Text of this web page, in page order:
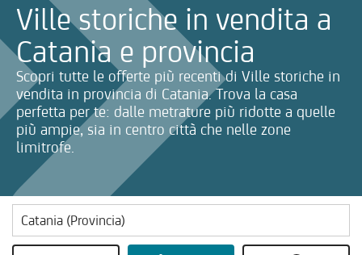
Ville storiche in vendita a
Catania e provincia
Scopri tutte le offerte più recenti di Ville storiche in
vendita in provincia di Catania. Trova la casa
perfetta per te: dalle metrature più ridotte a quelle
più ampie, sia in centro città che nelle zone
limitrofe.